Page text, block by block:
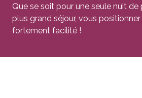
Que se soit pour une seule nuit de
plus grand séjour, vous
fortement facilité !